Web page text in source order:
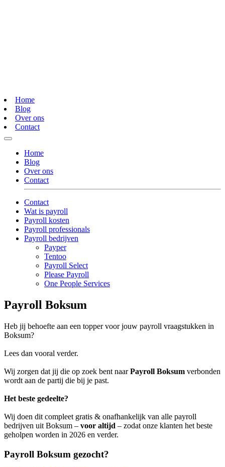
Home
Blog
Over ons
Contact
Home
Blog
Over ons
Contact
Contact
Wat is payroll
Payroll kosten
Payroll professionals
Payroll bedrijven
Payper
Tentoo
Payroll Select
Please Payroll
One People Services
Payroll Boksum
Heb jij behoefte aan een topper voor jouw payroll vraagstukken in
Boksum?
Lees dan vooral verder.
Wij zorgen dat jij die op zoek bent naarPayroll Boksum verbonden
wordt aan de partij die bij je past.
Het beste gedeelte?
Wij doen dit compleet gratis & onafhankelijk van alle payroll
bedrijven uit Boksum – voor altijd – zodat onze klanten het beste
geholpen worden in 2026 en verder.
Payroll Boksum gezocht?